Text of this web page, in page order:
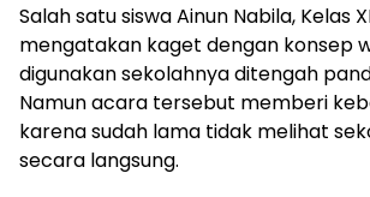
Salah satu siswa Ainun Nabila, Kelas
mengatakan kaget dengan konsep
digunakan sekolahnya ditengah
Namun acara tersebut memberi
karena sudah lama tidak melihat
secara langsung.